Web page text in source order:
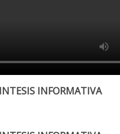
INFORMATIVA